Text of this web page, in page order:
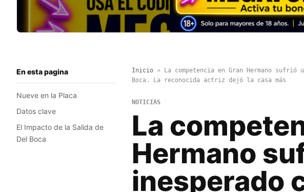
En esta pagina
Nueve en la Placa
Datos clave
El Impacto de la Salida de
Del Boca
Inicio»
La competencia en Gran Hermano
Boca. La reconocida actriz dejó la casa más
NOTICIAS
La
Hermano
inesperado